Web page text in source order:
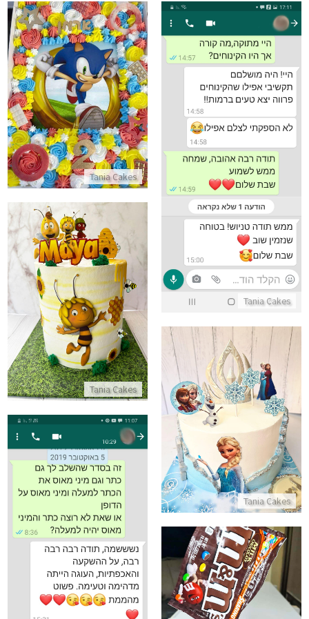
Tania Cakes
עוגת גן סוניק
התקשר/י
Tania Cakes
ביקורות מלקוחות לקינוחים פרווה מעולים
התקשר/י
Tania Cakes
עוגת הדבורה מאיה
התקשר/י
Tania Cakes
עוגת אנה ואלזה
התקשר/י
ביקורות מלקוחות לעוגה מהממת
התקשר/י